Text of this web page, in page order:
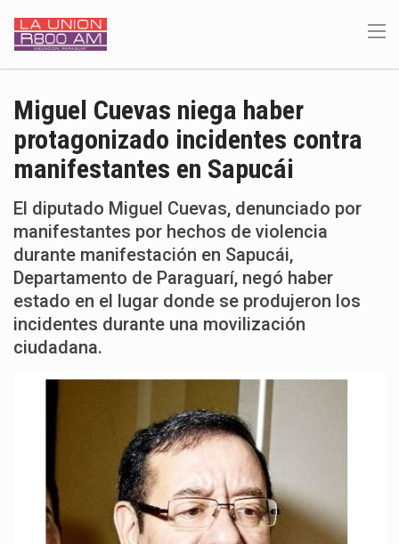
Miguel Cuevas niega haber
protagonizado incidentes contra
manifestantes en Sapucái
El diputado Miguel Cuevas, denunciado por
manifestantes por hechos de violencia
durante manifestación en Sapucái,
Departamento de Paraguarí, negó haber
estado en el lugar donde se produjeron los
incidentes durante una movilización
ciudadana.